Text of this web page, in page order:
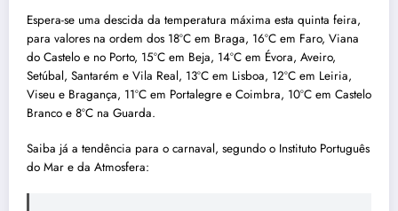
Espera-se uma descida da temperatura máxima esta quinta feira,
para valores na ordem dos 18ºC em Braga, 16ºC em Faro, Viana
do Castelo e no Porto, 15ºC em Beja, 14ºC em Évora, Aveiro,
Setúbal, Santarém e Vila Real, 13ºC em Lisboa, 12ºC em Leiria,
Viseu e Bragança, 11ºC em Portalegre e Coimbra, 10ºC em Castelo
Branco e 8ºC na Guarda.
Saiba já a tendência para o carnaval, segundo o Instituto Português
do Mar e da Atmosfera: